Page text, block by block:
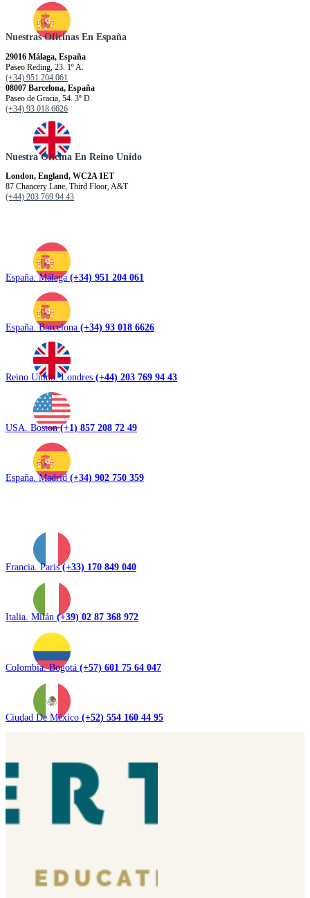
Nuestras Oficinas En España
29016 Málaga, España
Paseo Reding, 23. 1º A.
(+34) 951 204 061
08007 Barcelona, España
Paseo de Gracia, 54. 3º D.
(+34) 93 018 6626
Nuestra Oficina En Reino Unido
London, England, WC2A 1ET
87 Chancery Lane, Third Floor, A&T
(+44) 203 769 94 43
España. Málaga (+34) 951 204 061
España. Barcelona (+34) 93 018 6626
Reino Unido. Londres (+44) 203 769 94 43
USA. Boston(+1) 857 208 72 49
España. Madrid (+34) 902 750 359
Francia. Paris(+33) 170 849 040
Italia. Milán (+39) 02 87 368 972
Colombia. Bogotá (+57) 601 75 64 047
Ciudad De México (+52) 554 160 44 95